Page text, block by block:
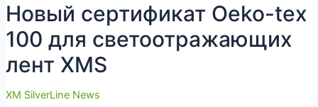
Новый сертификат Oeko-tex
100 для светоотражающих
лент XMS
XM SilverLine News